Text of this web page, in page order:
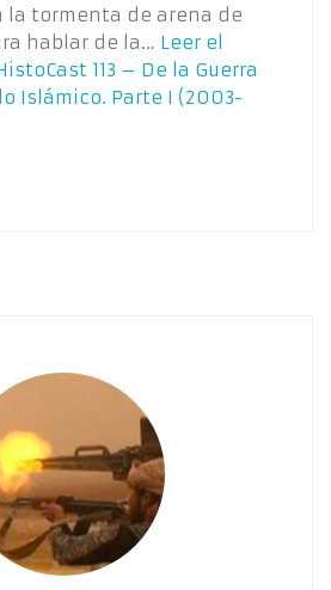
letra
la tormenta de arena de
hablar de la… Leer el
113 – De la Guerra
Islámico. Parte I (2003-